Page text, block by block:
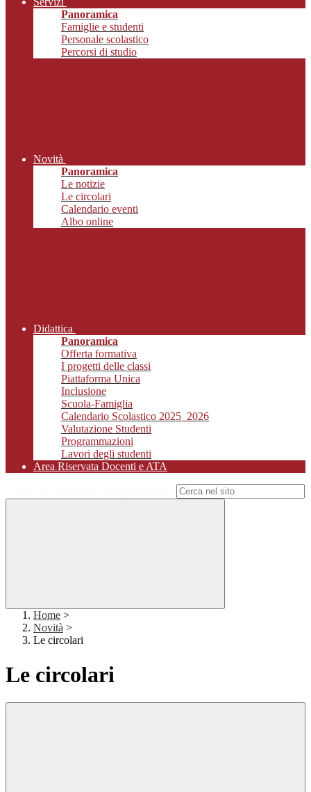
Panoramica
Famiglie e studenti
Personale scolastico
Percorsi di studio
Novità
Panoramica
Le notizie
Le circolari
Calendario eventi
Albo online
Didattica
Panoramica
Offerta formativa
I progetti delle classi
Piattaforma Unica
Inclusione
Scuola-Famiglia
Calendario Scolastico 2025_2026
Valutazione Studenti
Programmazioni
Lavori degli studenti
Area Riservata Docenti e ATA
Home >
Novità >
Le circolari
Le circolari